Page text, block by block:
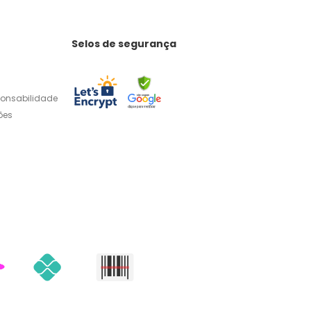
Selos de segurança